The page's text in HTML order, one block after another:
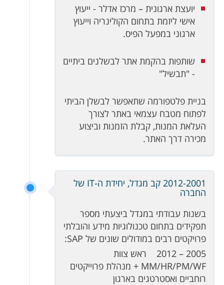
יועצת ארגונית – מרכז אדלר - ייעוץ
אישי ליזמת בתחום הקולינריה וייעוץ
ארגוני במפעל הפיס.
שותפות בהקמת אתר לבשלנים ביתיים
- "תבשיל"
בניית פלטפורמה שתאפשר לבשלן הביתי
לפתוח מטבח עצמאי באתר לצורך
העלאת המנות, קבלת הזמנות וביצוע
מכירה דרך האתר.
2012-2001 קב מגדל, יחידת ה-IT של
החברה
בשנות עבודתי במגדל ביצעתי מספר
תפקידים בתחום טכנולוגיות מידע והובלתי
פרויקטים רבים במודולים שונים של SAP:
2005 – 2012 ראש צוות
MM/HR/PM/WF + מנהלת פרוייקטים
רוחביים ואסטרטגים בארגון